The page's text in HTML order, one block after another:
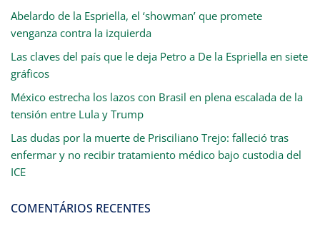
Abelardo de la Espriella, el ‘showman’ que promete
venganza contra la izquierda
Las claves del país que le deja Petro a De la Espriella en siete
gráficos
México estrecha los lazos con Brasil en plena escalada de la
tensión entre Lula y Trump
Las dudas por la muerte de Prisciliano Trejo: falleció tras
enfermar y no recibir tratamiento médico bajo custodia del
ICE
COMENTÁRIOS RECENTES